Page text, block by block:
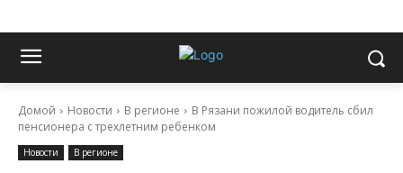
Домой Новости В регионе
В Рязани пожилой водитель сбил
пенсионера с трехлетним ребенком
Новости В регионе